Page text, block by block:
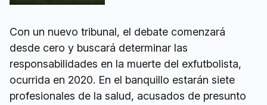
Con un nuevo tribunal, el debate comenzará
desde cero y buscará determinar las
responsabilidades en la muerte del exfutbolista,
ocurrida en 2020. En el banquillo estarán siete
profesionales de la salud, acusados de presunto